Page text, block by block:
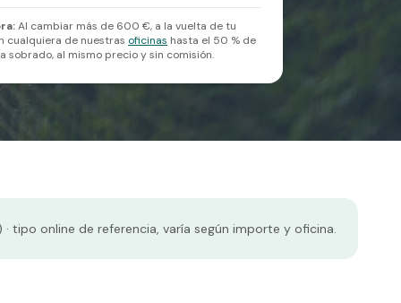
Al cambiar más de 600 €, a la vuelta de tu
cualquiera de nuestras oficinas hasta el 50 % de
sobrado, al mismo precio y sin comisión.
tipo online de referencia, varía según importe y oficina.